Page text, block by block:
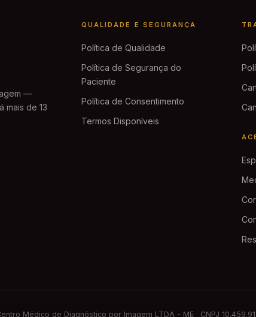
—
mais de 13
QUALIDADE E SEGURANÇA
Política de Qualidade
Política de Segurança do
Paciente
Política de Consentimento
Termos Disponíveis
Médico de Diagnóstico por Imagem LTDA - ME · CNPJ